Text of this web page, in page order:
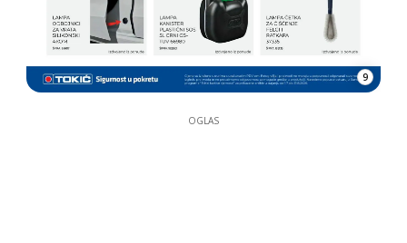
9
OGLAS